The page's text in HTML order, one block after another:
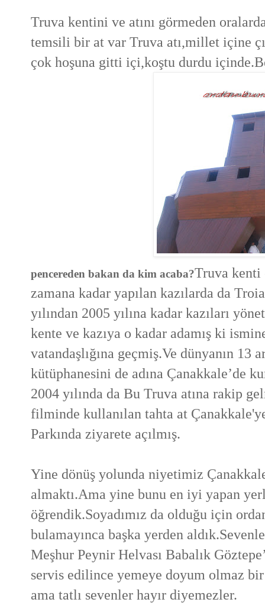
Truva kentini ve atını görmeden
temsili bir at var Truva atı,millet içine
çok hoşuna gitti içi,koştu durdu
pencereden bakan da kim acaba?Truva kenti
zamana kadar yapılan kazılarda da
yılından 2005 yılına kadar kazıları
kente ve kazıya o kadar adamış ki
vatandaşlığına geçmiş.Ve dünyanın 13
kütüphanesini de adına Çanakkale’de
2004 yılında da Bu Truva atına rakip
filminde kullanılan tahta at
Parkında ziyarete açılmış.
Yine dönüş yolunda niyetimiz
almaktı.Ama yine bunu en iyi yapan
öğrendik.Soyadımız da olduğu için
bulamayınca başka yerden
Meşhur Peynir Helvası Babalık
servis edilince yemeye doyum olmaz
ama tatlı sevenler hayır diyemezler.